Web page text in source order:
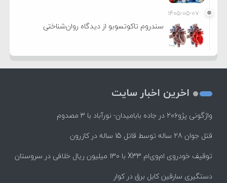
۱۴۰۵-۰۵-۰۷
سندروم تاکوتسوبو از دیدگاه روان‌شناختی
اخرین اخبار سایت
واژگونی پژو۲۰۶ در جاده بابامیدان- نورآباد با ۳ مصدوم
قتل جوان 28 ساله توسط قاتل 15 ساله در کازرون
توقیف خودروی ام‌وی‌ام X33 با ۱۳۰ میلیون ریال خلافی در سروستان
دستگیری سارقین کابل برق در کوار